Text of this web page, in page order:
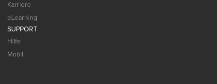
Karriere
eLearning
SUPPORT
Hilfe
Mobil